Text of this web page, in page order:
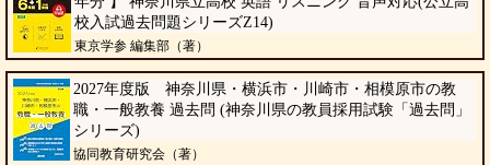
校入試過去問題シリーズZ14)
東京学参 編集部（著）
2027年度版 神奈川県・横浜市・川崎市・相模原市の教
職・一般教養 過去問 (神奈川県の教員採用試験「過去問」
シリーズ)
協同教育研究会（著）